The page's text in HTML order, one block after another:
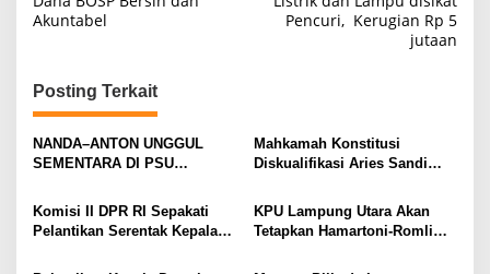
i
a
s
i
p
o
s
Akuntabel
Pencuri, Kerugian Rp 5
jutaan
Posting Terkait
NANDA–ANTON UNGGUL
SEMENTARA DI PSU
COUNT RAKATA Unggul di 8
dari 11 Kecamatan, Tim
Pemenangan Tetap Tunggu
Mahkamah Konstitusi
Diskualifikasi Aries Sandi
Pesawaran 2024
Komisi II DPR RI Sepakati
Pelantikan Serentak Kepala
KPU Lampung Utara Akan
Tetapkan Hamartoni-Romli
Bupati Terpilih Besok